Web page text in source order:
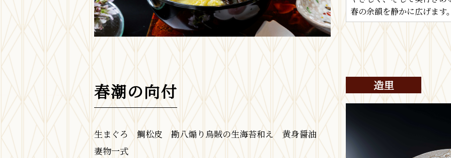
春の余韻を静かに広げます
造里
春潮の向付
生まぐろ 鯛松皮 勘八煽り烏賊の生海苔和え 黄身醤油
妻物一式